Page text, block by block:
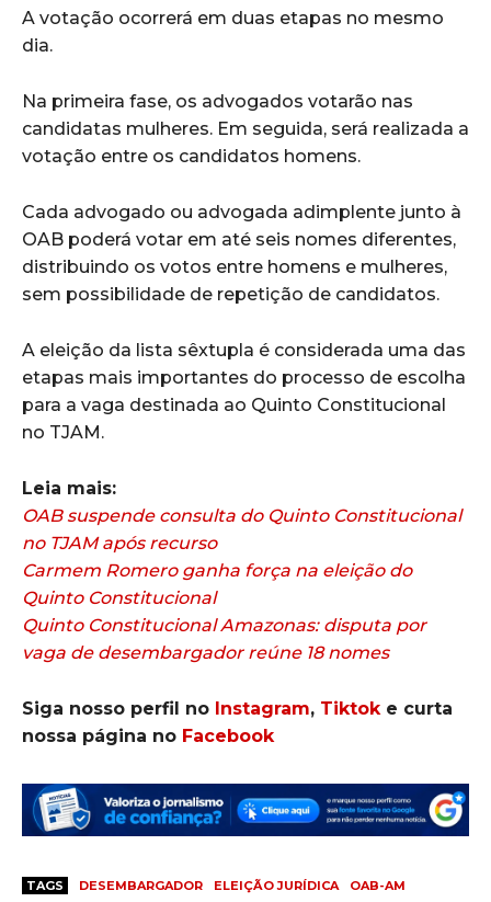
A votação ocorrerá em duas etapas no mesmo
dia.
Na primeira fase, os advogados votarão nas
candidatas mulheres. Em seguida, será realizada a
votação entre os candidatos homens.
Cada advogado ou advogada adimplente junto à
OAB poderá votar em até seis nomes diferentes,
distribuindo os votos entre homens e mulheres,
sem possibilidade de repetição de candidatos.
A eleição da lista sêxtupla é considerada uma das
etapas mais importantes do processo de escolha
para a vaga destinada ao Quinto Constitucional
no TJAM.
Leia mais:
OAB suspende consulta do Quinto Constitucional
no TJAM após recurso
Carmem Romero ganha força na eleição do
Quinto Constitucional
Quinto Constitucional Amazonas: disputa por
vaga de desembargador reúne 18 nomes
Siga nosso perfil no Instagram, Tiktok e curta
nossa página no Facebook
TAGS DESEMBARGADOR ELEIÇÃO JURÍDICA
OAB-AM